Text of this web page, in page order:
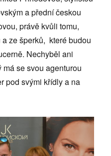
a přední českou
právě kvůli tomu,
ze šperků, které budou
Nechyběl ani
má se svou agenturou
pod svými křídly a na